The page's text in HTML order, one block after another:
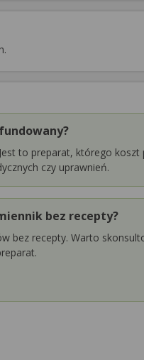
to preparat, którego
czy uprawnień.
bez recepty?
bez recepty. Warto